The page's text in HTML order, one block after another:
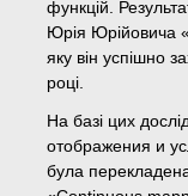
функцій.
Юрія Юрійовича
яку він успішно
році.
На базі цих
отображения и
була